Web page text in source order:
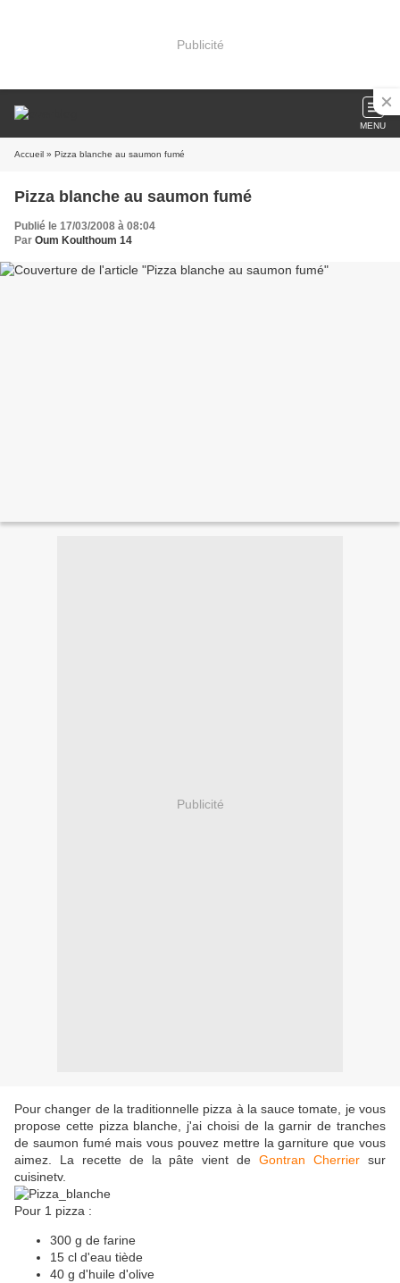
Publicité
MENU
Accueil » Pizza blanche au saumon fumé
Pizza blanche au saumon fumé
Publié le 17/03/2008 à 08:04
Par Oum Koulthoum 14
Publicité
Pour changer de la traditionnelle pizza à la sauce tomate, je vous
propose cette pizza blanche, j'ai choisi de la garnir de tranches
de saumon fumé mais vous pouvez mettre la garniture que vous
aimez. La recette de la pâte vient deGontran Cherrier sur
cuisinetv.
Pour 1 pizza :
300 g de farine
15 cl d'eau tiède
40 g d'huile d'olive